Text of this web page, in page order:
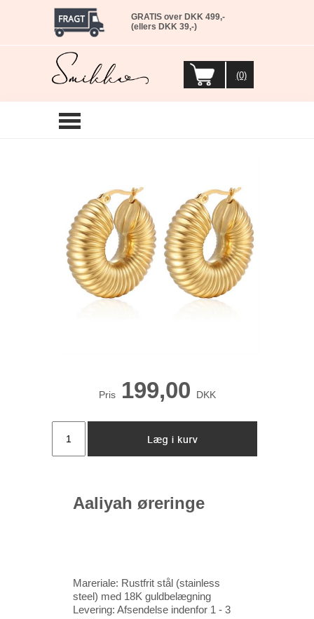
GRATIS over DKK 499,-
(ellers DKK 39,-)
(0)
Pris 199,00 DKK
Aaliyah øreringe
Mareriale: Rustfrit stål (stainless
steel) med 18K guldbelægning
Levering: Afsendelse indenfor 1 - 3